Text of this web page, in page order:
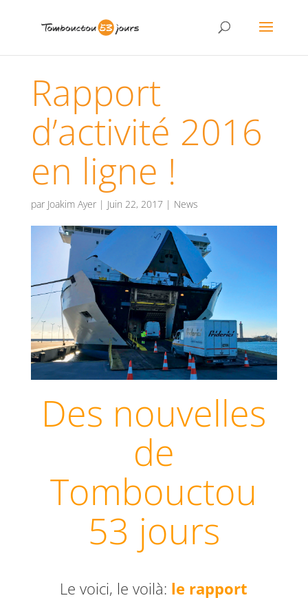
Rapport
d’activité 2016
en ligne !
par Joakim Ayer| Juin 22, 2017| News
Des nouvelles
de
Tombouctou
53 jours
Le voici, le voilà: le rapport